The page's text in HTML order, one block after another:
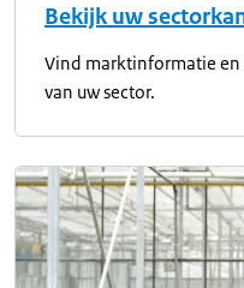
Bekijk uw
Vind marktinformatie
van uw sector.